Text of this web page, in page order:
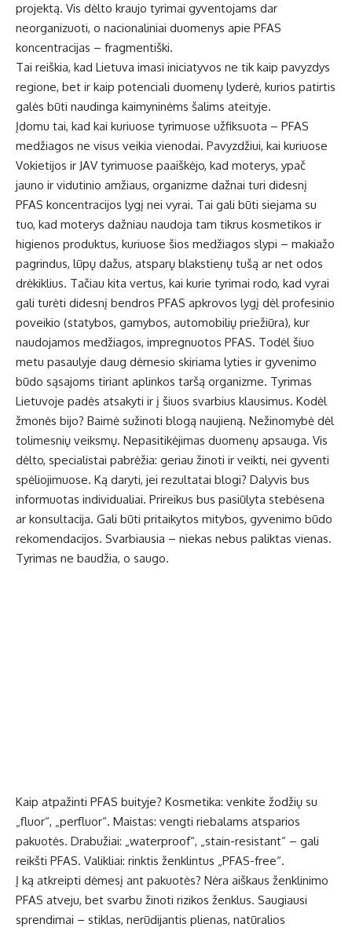
projektą. Vis dėlto kraujo tyrimai gyventojams dar
neorganizuoti, o nacionaliniai duomenys apie PFAS
koncentracijas – fragmentiški.
Tai reiškia, kad Lietuva imasi iniciatyvos ne tik kaip pavyzdys
regione, bet ir kaip potenciali duomenų lyderė, kurios patirtis
galės būti naudinga kaimyninėms šalims ateityje.
Įdomu tai, kad kai kuriuose tyrimuose užfiksuota – PFAS
medžiagos ne visus veikia vienodai. Pavyzdžiui, kai kuriuose
Vokietijos ir JAV tyrimuose paaiškėjo, kad moterys, ypač
jauno ir vidutinio amžiaus, organizme dažnai turi didesnį
PFAS koncentracijos lygį nei vyrai. Tai gali būti siejama su
tuo, kad moterys dažniau naudoja tam tikrus kosmetikos ir
higienos produktus, kuriuose šios medžiagos slypi – makiažo
pagrindus, lūpų dažus, atsparų blakstienų tušą ar net odos
drėkiklius. Tačiau kita vertus, kai kurie tyrimai rodo, kad vyrai
gali turėti didesnį bendros PFAS apkrovos lygį dėl profesinio
poveikio (statybos, gamybos, automobilių priežiūra), kur
naudojamos medžiagos, impregnuotos PFAS. Todėl šiuo
metu pasaulyje daug dėmesio skiriama lyties ir gyvenimo
būdo sąsajoms tiriant aplinkos taršą organizme. Tyrimas
Lietuvoje padės atsakyti ir į šiuos svarbius klausimus. Kodėl
žmonės bijo? Baimė sužinoti blogą naujieną. Nežinomybė dėl
tolimesnių veiksmų. Nepasitikėjimas duomenų apsauga. Vis
dėlto, specialistai pabrėžia: geriau žinoti ir veikti, nei gyventi
spėliojimuose. Ką daryti, jei rezultatai blogi? Dalyvis bus
informuotas individualiai. Prireikus bus pasiūlyta stebėsena
ar konsultacija. Gali būti pritaikytos mitybos, gyvenimo būdo
rekomendacijos. Svarbiausia – niekas nebus paliktas vienas.
Tyrimas ne baudžia, o saugo.
Kaip atpažinti PFAS buityje? Kosmetika: venkite žodžių su
„fluor“, „perfluor“. Maistas: vengti riebalams atsparios
pakuotės. Drabužiai: „waterproof“, „stain-resistant“ – gali
reikšti PFAS. Valikliai: rinktis ženklintus „PFAS-free“.
Į ką atkreipti dėmesį ant pakuotės? Nėra aiškaus ženklinimo
PFAS atveju, bet svarbu žinoti rizikos ženklus. Saugiausi
sprendimai – stiklas, nerūdijantis plienas, natūralios